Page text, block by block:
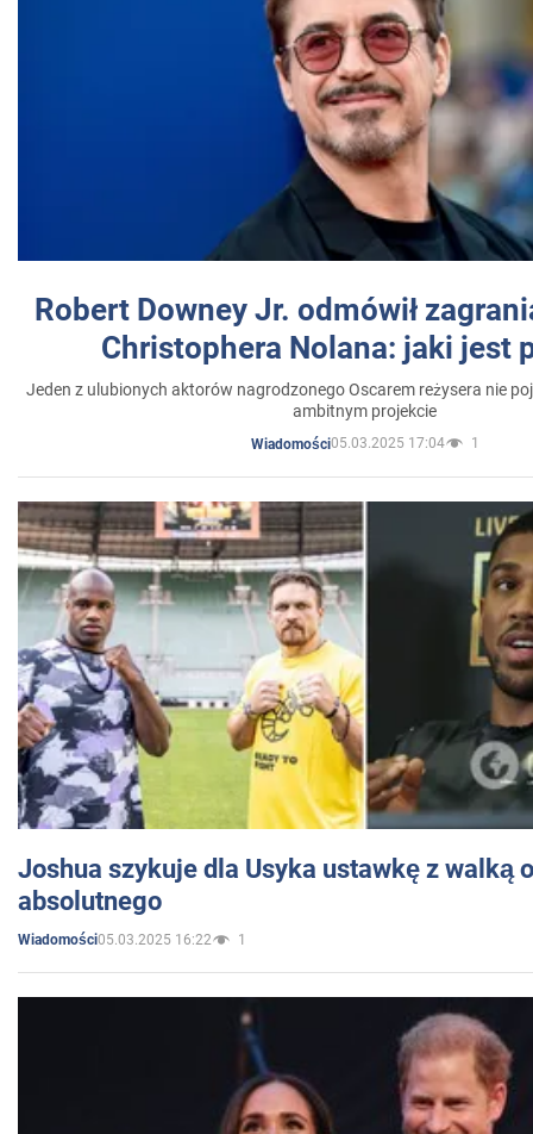
Robert Downey Jr. odmówił
Christophera Nolana: jaki jest
Jeden z ulubionych aktorów nagrodzonego Oscarem reżysera nie
ambitnym projekcie
Wiadomości05.03.2025 17:04 1
Joshua szykuje dla Usyka ustawkę z walką
absolutnego
Wiadomości05.03.2025 16:22 1